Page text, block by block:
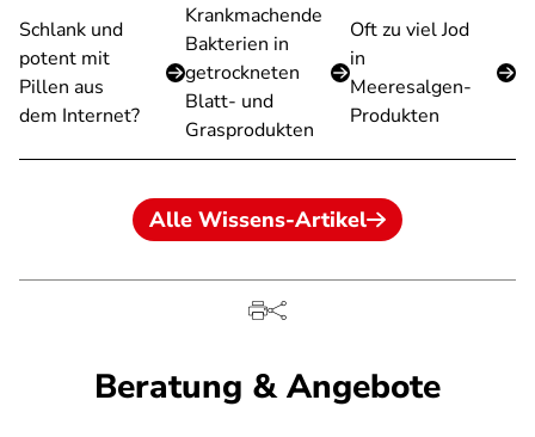
Schlank und
potent mit
Pillen aus
dem Internet?
Krankmachende
Bakterien in
getrockneten
Blatt- und
Grasprodukten
Oft zu viel Jod
in
Meeresalgen-
Produkten
Alle Wissens-Artikel
Beratung & Angebote